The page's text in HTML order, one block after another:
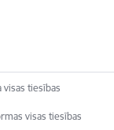
visas tiesības
visas tiesības